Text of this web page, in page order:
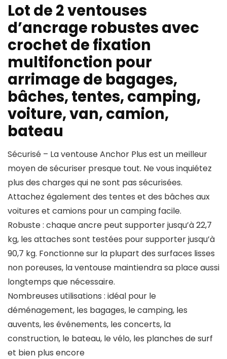
Lot de 2 ventouses
d’ancrage robustes avec
crochet de fixation
multifonction pour
arrimage de bagages,
bâches, tentes, camping,
voiture, van, camion,
bateau
Sécurisé – La ventouse Anchor Plus est un meilleur
moyen de sécuriser presque tout. Ne vous inquiétez
plus des charges qui ne sont pas sécurisées.
Attachez également des tentes et des bâches aux
voitures et camions pour un camping facile.
Robuste : chaque ancre peut supporter jusqu’à 22,7
kg, les attaches sont testées pour supporter jusqu’à
90,7 kg. Fonctionne sur la plupart des surfaces lisses
non poreuses, la ventouse maintiendra sa place aussi
longtemps que nécessaire.
Nombreuses utilisations : idéal pour le
déménagement, les bagages, le camping, les
auvents, les événements, les concerts, la
construction, le bateau, le vélo, les planches de surf
et bien plus encore